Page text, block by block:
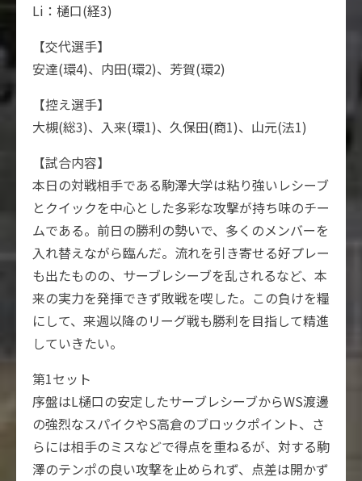
Li：樋口(経3)
【交代選手】
安達(環4)、内田(環2)、芳賀(環2)
【控え選手】
大槻(総3)、入来(環1)、久保田(商1)、山元(法1)
【試合内容】
本日の対戦相手である駒澤大学は粘り強いレシーブ
とクイックを中心とした多彩な攻撃が持ち味のチー
ムである。前日の勝利の勢いで、多くのメンバーを
入れ替えながら臨んだ。流れを引き寄せる好プレー
も出たものの、サーブレシーブを乱されるなど、本
来の実力を発揮できず敗戦を喫した。この負けを糧
にして、来週以降のリーグ戦も勝利を目指して精進
していきたい。
第1セット
序盤はL樋口の安定したサーブレシーブからWS渡邊
の強烈なスパイクやS高倉のブロックポイント、さ
らには相手のミスなどで得点を重ねるが、対する駒
澤のテンポの良い攻撃を止められず、点差は開かず